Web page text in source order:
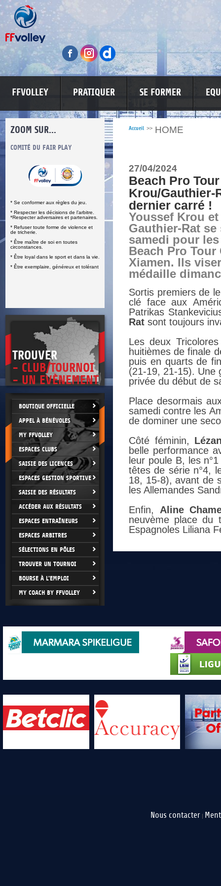
FFVOLLEY PRATIQUER SE FORMER
ZOOM SUR...
COMITÉ DU FAIR PLAY
* Se conformer aux règles du jeu.
* Respecter les décisions de l’arbitre.
*Respecter adversaires et partenaires.
* Refuser toute forme de violence et
de tricherie.
* Être maître de soi en toutes
circonstances.
* Être loyal dans le sport et dans la vie.
* Être exemplaire, généreux et tolérant
LUTTE CONTRE LES VIOLENCES
TROUVER
- CLUB/TOURNOI
- UN EVÈNEMENT
BOUTIQUE OFFICIELLE
APPEL À BÉNÉVOLES
MY FFVOLLEY
ESPACES CLUBS
SAISIE DES LICENCES
ESPACES GESTION SPORTIVE
SAISIE DES RÉSULTATS
ACCÉDER AUX RÉSULTATS
ESPACES ENTRAÎNEURS
ESPACES ARBITRES
SÉLECTIONS EN PÔLES
TROUVER UN TOURNOI
BOURSE À L'EMPLOI
MY COACH BY FFVOLLEY
Accueil >> HOME
27/04/2024
Beach Pro
Krou/Gauthier-
dernier carré !
Youssef Krou
Gauthier-Rat
samedi pour
Beach Pro Tour
Xiamen. Ils
médaille
Sortis premiers de
clé face aux
Patrikas
Rat sont toujours
Les deux
huitièmes de finale
puis en quarts de
(21-19, 21-15). Une
privée du début de
Place desormais
samedi contre les
de dominer une
Côté féminin,
belle performance
leur poule B, les
têtes de série n°4,
18, 15-8), avant de
les Allemandes
Enfin, Aline
neuvème place du
Espagnoles Liliana
Nous contacter |